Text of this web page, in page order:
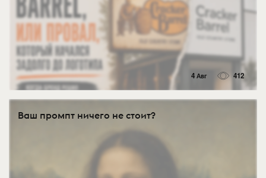
4 Авг 412
Ваш промпт ничего не стоит?